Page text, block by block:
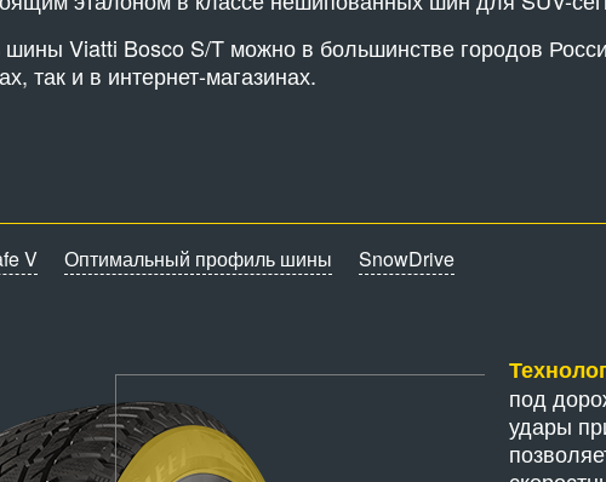
шины Viatti Bosco S/T можно в большинстве городов
так и в интернет-магазинах.
V Оптимальный профиль шины SnowDrive
под
удары